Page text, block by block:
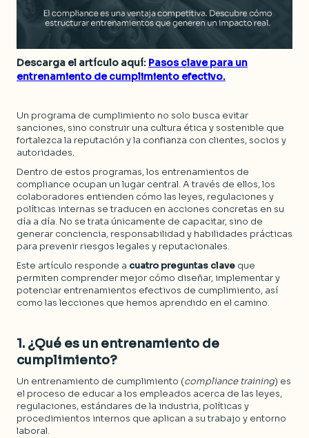
Descarga el artículo aquí: Pasos clave para un
entrenamiento de cumplimiento efectivo.
Un programa de cumplimiento no solo busca evitar
sanciones, sino construir una cultura ética y sostenible que
fortalezca la reputación y la confianza con clientes, socios y
autoridades.
Dentro de estos programas, los entrenamientos de
compliance ocupan un lugar central. A través de ellos, los
colaboradores entienden cómo las leyes, regulaciones y
políticas internas se traducen en acciones concretas en su
día a día. No se trata únicamente de capacitar, sino de
generar conciencia, responsabilidad y habilidades prácticas
para prevenir riesgos legales y reputacionales.
Este artículo responde a cuatro preguntas clave que
permiten comprender mejor cómo diseñar, implementar y
potenciar entrenamientos efectivos de cumplimiento, así
como las lecciones que hemos aprendido en el camino.
1. ¿Qué es un entrenamiento de
cumplimiento?
Un entrenamiento de cumplimiento (compliance training) es
el proceso de educar a los empleados acerca de las leyes,
regulaciones, estándares de la industria, políticas y
procedimientos internos que aplican a su trabajo y entorno
laboral.